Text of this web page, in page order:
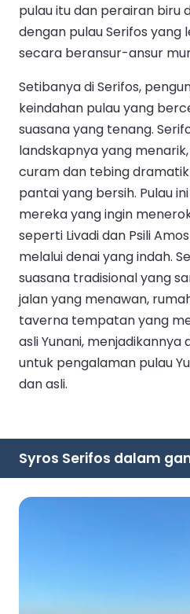
pulau itu dan perairan biru
dengan pulau Serifos yang
secara beransur-ansur
Setibanya di Serifos,
keindahan pulau yang
suasana yang tenang.
landskapnya yang
curam dan tebing
pantai yang bersih. Pulau
mereka yang ingin
seperti Livadi dan Psili
melalui denai yang indah.
suasana tradisional yang
jalan yang menawan,
taverna tempatan yang
asli Yunani, menjadikannya
untuk pengalaman pulau
dan asli.
Syros Serifos dalam